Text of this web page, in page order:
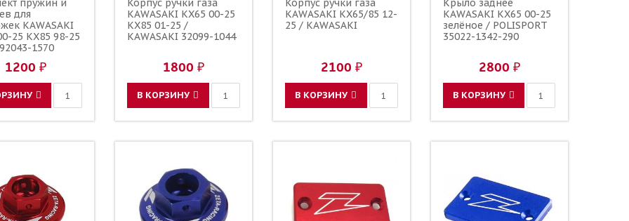
пружин и
для
KAWASAKI
25 KX85 98-25
1570
1107 92145-0951
92043-1764
1200 ₽
Корпус ручки газа
KAWASAKI KX65 00-25
KX85 01-25 /
KAWASAKI 32099-1044
1800 ₽
В КОРЗИНУ
Корпус ручки газа
KAWASAKI KX65/85 12-
25 / KAWASAKI
2100 ₽
В КОРЗИНУ
Крыло заднее
KAWASAKI KX65 00-25
зелёное / POLISPORT
35022-1342-290
2800 ₽
В КОРЗИНУ